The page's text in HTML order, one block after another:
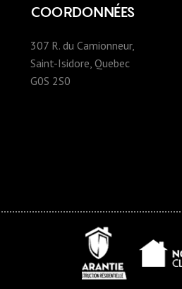
COORDONNÉES
307 R. du Camionneur,
Saint-Isidore, Quebec
G0S 2S0